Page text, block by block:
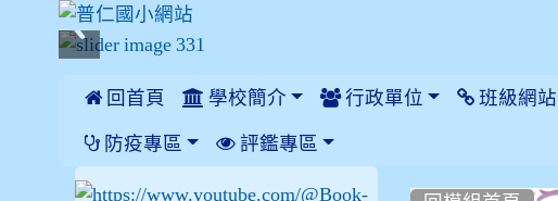
 回首頁 學校簡介 行政單位 班級網站
防疫專區 評鑑專區